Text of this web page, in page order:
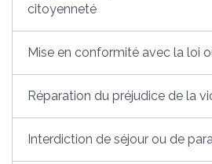
citoyenneté
Mise en conformité avec la loi
Réparation du préjudice de la
Interdiction de séjour ou de